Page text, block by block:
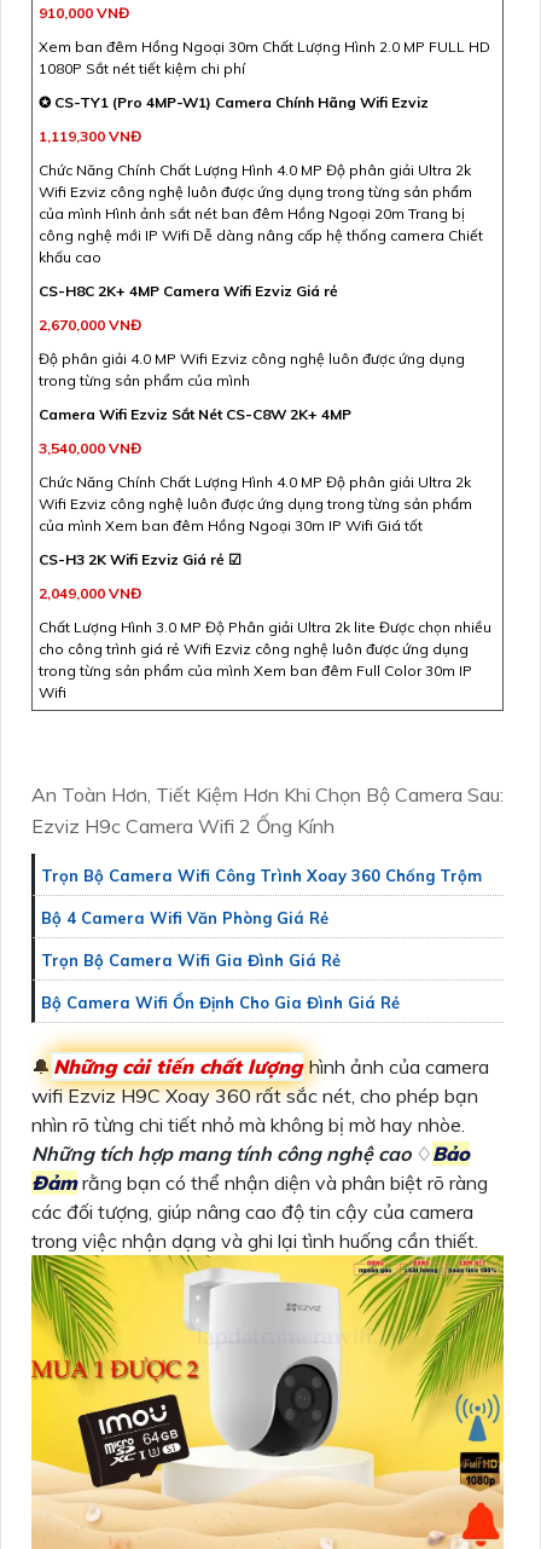
910,000 VNĐ
Xem ban đêm Hồng Ngoại 30m Chất Lượng Hình 2.0 MP FULL HD
1080P Sắt nét tiết kiệm chi phí
✪ CS-TY1 (Pro 4MP-W1) Camera Chính Hãng Wifi Ezviz
1,119,300 VNĐ
Chức Năng Chính Chất Lượng Hình 4.0 MP Độ phân giải Ultra 2k
Wifi Ezviz công nghệ luôn được ứng dụng trong từng sản phẩm
của mình Hình ảnh sắt nét ban đêm Hồng Ngoại 20m Trang bị
công nghệ mới IP Wifi Dễ dàng nâng cấp hệ thống camera Chiết
khấu cao
CS-H8C 2K+ 4MP Camera Wifi Ezviz Giá rẻ
2,670,000 VNĐ
Độ phân giải 4.0 MP Wifi Ezviz công nghệ luôn được ứng dụng
trong từng sản phẩm của mình
Camera Wifi Ezviz Sắt Nét CS-C8W 2K+ 4MP
3,540,000 VNĐ
Chức Năng Chính Chất Lượng Hình 4.0 MP Độ phân giải Ultra 2k
Wifi Ezviz công nghệ luôn được ứng dụng trong từng sản phẩm
của mình Xem ban đêm Hồng Ngoại 30m IP Wifi Giá tốt
CS-H3 2K Wifi Ezviz Giá rẻ ☑
2,049,000 VNĐ
Chất Lượng Hình 3.0 MP Độ Phân giải Ultra 2k lite Được chọn nhiều
cho công trình giá rẻ Wifi Ezviz công nghệ luôn được ứng dụng
trong từng sản phẩm của mình Xem ban đêm Full Color 30m IP
Wifi
An Toàn Hơn, Tiết Kiệm Hơn Khi Chọn Bộ Camera Sau:
Ezviz H9c Camera Wifi 2 Ống Kính
Trọn Bộ Camera Wifi Công Trình Xoay 360 Chống Trộm
Bộ 4 Camera Wifi Văn Phòng Giá Rẻ
Trọn Bộ Camera Wifi Gia Đình Giá Rẻ
Bộ Camera Wifi Ổn Định Cho Gia Đình Giá Rẻ
🔔 Những cải tiến chất lượng hình ảnh của camera
wifi Ezviz H9C Xoay 360 rất sắc nét, cho phép bạn
nhìn rõ từng chi tiết nhỏ mà không bị mờ hay nhòe.
Những tích hợp mang tính công nghệ cao♢Bảo
Đảmrằng bạn có thể nhận diện và phân biệt rõ ràng
các đối tượng, giúp nâng cao độ tin cậy của camera
trong việc nhận dạng và ghi lại tình huống cần thiết.